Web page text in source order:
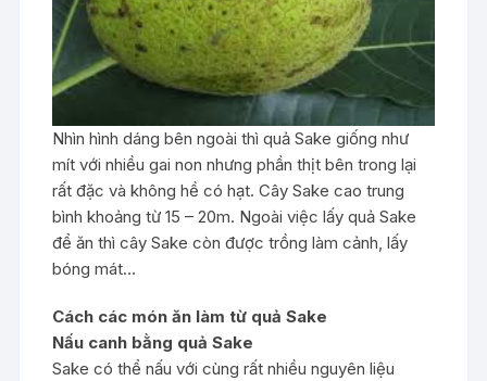
Nhìn hình dáng bên ngoài thì quả Sake giống như
mít với nhiều gai non nhưng phần thịt bên trong lại
rất đặc và không hề có hạt. Cây Sake cao trung
bình khoảng từ 15 – 20m. Ngoài việc lấy quả Sake
để ăn thì cây Sake còn được trồng làm cảnh, lấy
bóng mát…
Cách các món ăn làm từ quả Sake
Nấu canh bằng quả Sake
Sake có thể nấu với cùng rất nhiều nguyên liệu